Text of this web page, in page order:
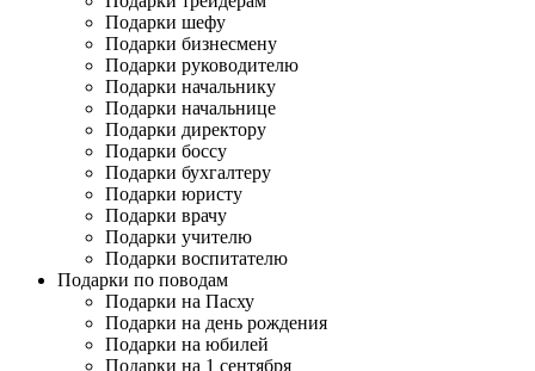
Подарки шефу
Подарки бизнесмену
Подарки руководителю
Подарки начальнику
Подарки начальнице
Подарки директору
Подарки боссу
Подарки бухгалтеру
Подарки юристу
Подарки врачу
Подарки учителю
Подарки воспитателю
Подарки по поводам
Подарки на Пасху
Подарки на день рождения
Подарки на юбилей
Подарки на 1 сентября